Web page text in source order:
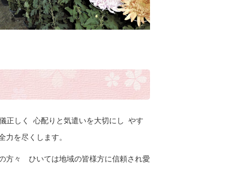
正しく 心配りと気遣いを大切にし やす
力を尽くします。
々 ひいては地域の皆様方に信頼され愛